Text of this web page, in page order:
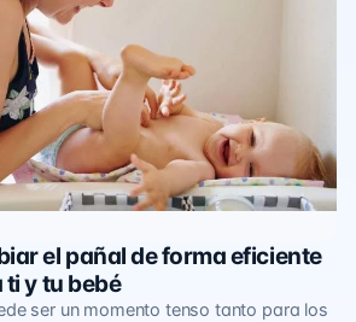
el pañal de forma eficiente
y tu bebé
ser un momento tenso tanto para los